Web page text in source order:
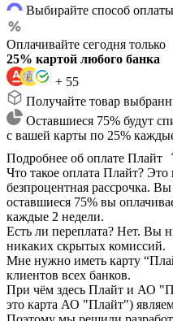
Выбирайте способ
Оплачивайте сегодня только
25% картой любого банка
+ 55
Получайте товар
Оставшиеся 75% будут
с вашей карты по 25%
Подробнее об оплате Плайт
Что такое оплата Плайт? Это
безпроцентная рассрочка.
оставшиеся 75% вы
каждые 2 недели.
Есть ли переплата? Нет. Вы
никаких скрытых комиссий.
Мне нужно иметь карту
клиентов всех банков.
При чём здесь Плайт и АО
это карта АО "Плайт")